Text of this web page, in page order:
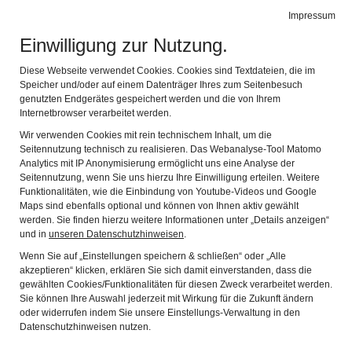
Impressum
Einwilligung zur Nutzung.
Diese Webseite verwendet Cookies. Cookies sind Textdateien, die im
Speicher und/oder auf einem Datenträger Ihres zum Seitenbesuch
genutzten Endgerätes gespeichert werden und die von Ihrem
Internetbrowser verarbeitet werden.
Wir verwenden Cookies mit rein technischem Inhalt, um die
Seitennutzung technisch zu realisieren. Das Webanalyse-Tool Matomo
Analytics mit IP Anonymisierung ermöglicht uns eine Analyse der
Seitennutzung, wenn Sie uns hierzu Ihre Einwilligung erteilen. Weitere
Funktionalitäten, wie die Einbindung von Youtube-Videos und Google
Maps sind ebenfalls optional und können von Ihnen aktiv gewählt
werden. Sie finden hierzu weitere Informationen unter „Details anzeigen“
und in unseren Datenschutzhinweisen.
Wenn Sie auf „Einstellungen speichern & schließen“ oder „Alle
akzeptieren“ klicken, erklären Sie sich damit einverstanden, dass die
gewählten Cookies/Funktionalitäten für diesen Zweck verarbeitet werden.
Sie können Ihre Auswahl jederzeit mit Wirkung für die Zukunft ändern
oder widerrufen indem Sie unsere Einstellungs-Verwaltung in den
Datenschutzhinweisen nutzen.
Der Förderverein des BIBEL
MUSEUM BAYERN e.V.
Der Verein